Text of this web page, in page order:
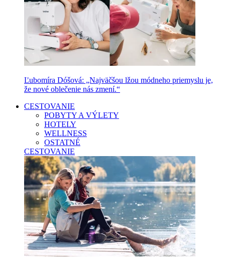
Ľubomíra Dóšová: „Najväčšou lžou módneho priemyslu je,
že nové oblečenie nás zmení.“
CESTOVANIE
POBYTY A VÝLETY
HOTELY
WELLNESS
OSTATNÉ
CESTOVANIE